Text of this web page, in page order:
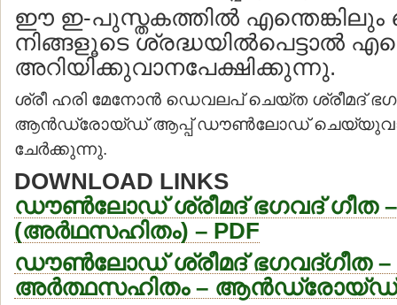
ഈ ഇ-പുസ്തകത്തില്‍ എന്തെങ്കിലും
നിങ്ങളൂടെ ശ്രദ്ധയില്‍പെട്ടാല്‍
അറിയിക്കുവാനപേക്ഷിക്കുന്നു.
ശ്രീ ഹരി മേനോന്‍ ഡെവലപ് ചെയ്ത ശ്രീമദ്
ആന്‍ഡ്രോയ്ഡ് ആപ്പ് ഡൗണ്‍ലോഡ്
ചേര്‍ക്കുന്നു.
DOWNLOAD LINKS
ഡൗണ്‍ലോഡ് ശ്രീമദ് ഭഗവദ് ഗീത –
(അര്‍ഥസഹിതം) – PDF
ഡൗണ്‍ലോഡ് ശ്രീമദ് ഭഗവദ്ഗീത –
അര്‍ത്ഥസഹിതം – ആന്‍ഡ്രോയ്ഡ്